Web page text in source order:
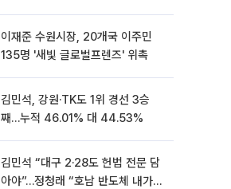
이재준 수원시장, 20개국 이주민
135명 '새빛 글로벌프렌즈' 위촉
김민석, 강원·TK도 1위 경선 3승
째…누적 46.01% 대 44.53%
김민석 “대구 2·28도 헌법 전문 담
아야”…정청래 “호남 반도체 내가